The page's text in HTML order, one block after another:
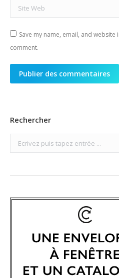
Site Web
Save my name, email, and
comment.
Publier des commentaires
Rechercher
Search: